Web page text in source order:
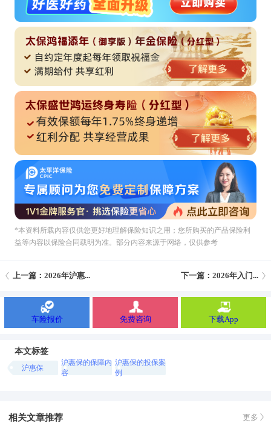
*本资料所载內容仅供您更好地理解保险知识之用；您所购买的产品保险利
益等内容以保险合同载明为准。部分内容来源于网络，仅供参考
上一篇：2026年沪惠... 下一篇：2026年入门...
车险报价 免费咨询 下载App
本文标签
沪惠保
沪惠保的保障内
容
沪惠保的投保案
例
相关文章推荐 更多